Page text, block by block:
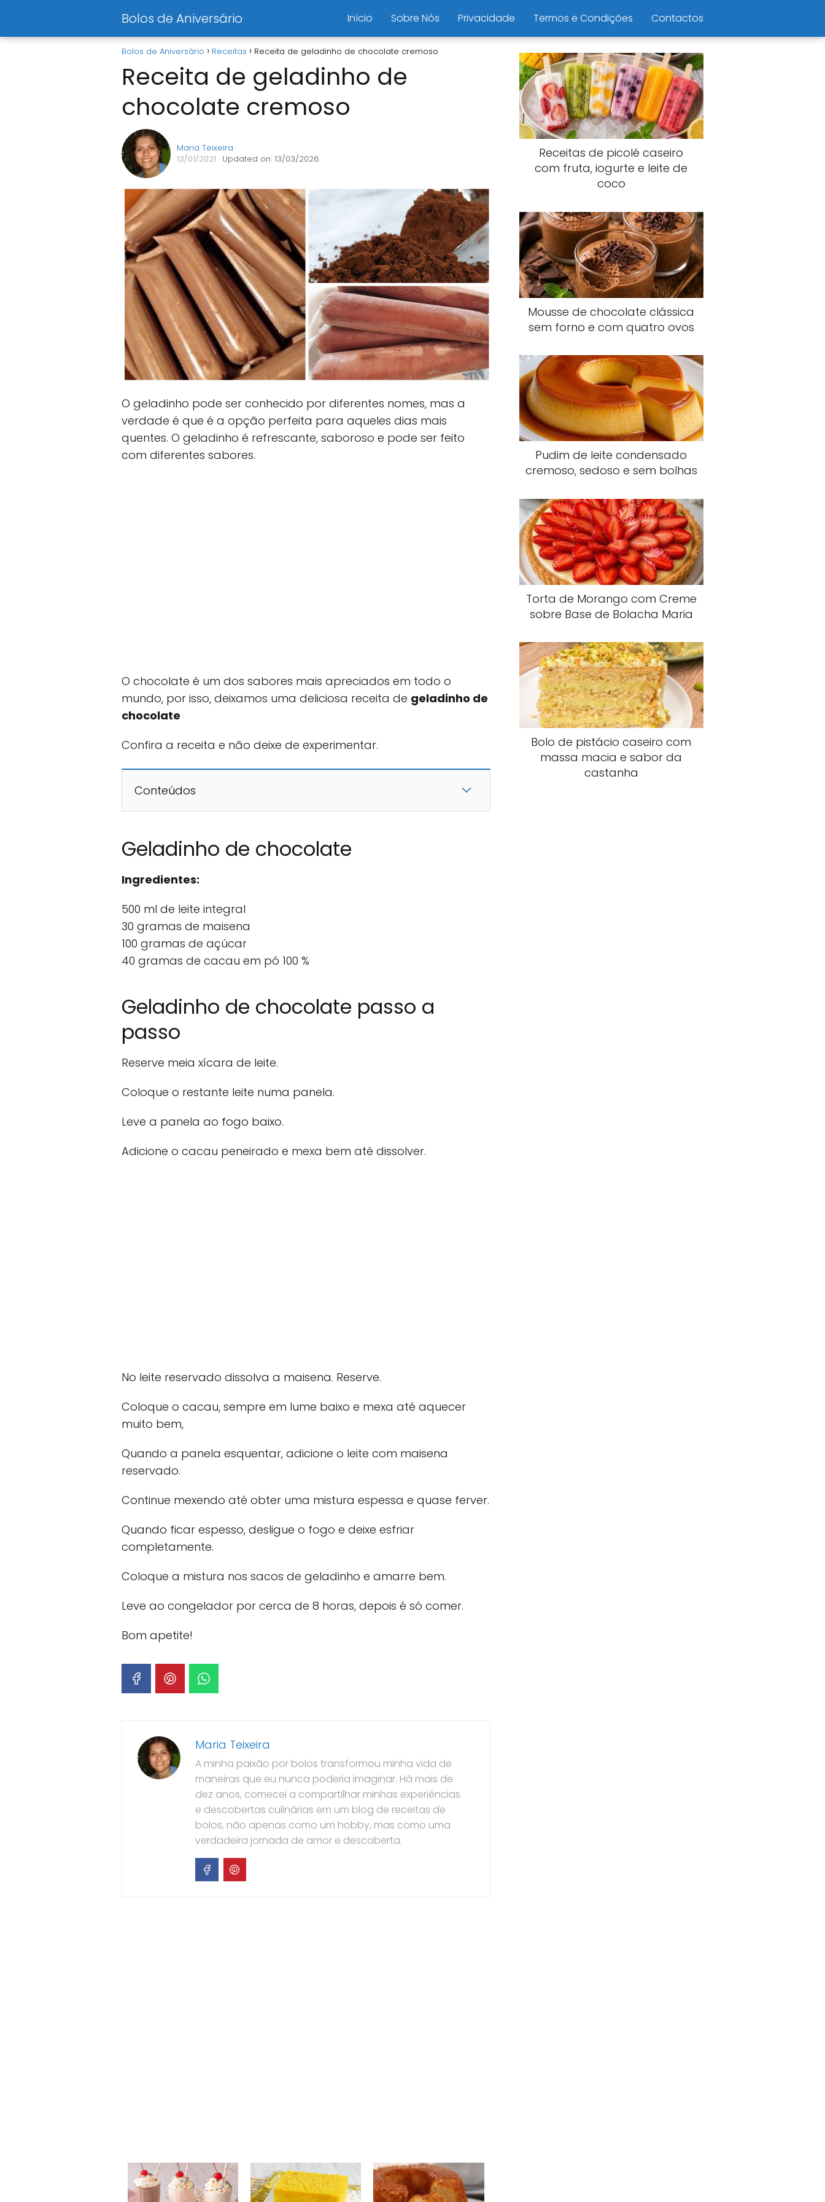
Bolos de Aniversário Início Sobre Nós Privacidade Termos e Condições Contactos
Bolos de Aniversário Receitas Receita de geladinho de chocolate cremoso
Receita de geladinho de
chocolate cremoso
Maria Teixeira
13/01/2021 · Updated on: 13/03/2026
O geladinho pode ser conhecido por diferentes nomes, mas a
verdade é que é a opção perfeita para aqueles dias mais
quentes. O geladinho é refrescante, saboroso e pode ser feito
com diferentes sabores.
O chocolate é um dos sabores mais apreciados em todo o
mundo, por isso, deixamos uma deliciosa receita de geladinho de
chocolate
Confira a receita e não deixe de experimentar.
Conteúdos
Geladinho de chocolate
Ingredientes:
500 ml de leite integral
30 gramas de maisena
100 gramas de açúcar
40 gramas de cacau em pó 100 %
Geladinho de chocolate passo a
passo
Reserve meia xícara de leite.
Coloque o restante leite numa panela.
Leve a panela ao fogo baixo.
Adicione o cacau peneirado e mexa bem até dissolver.
No leite reservado dissolva a maisena. Reserve.
Coloque o cacau, sempre em lume baixo e mexa até aquecer
muito bem,
Quando a panela esquentar, adicione o leite com maisena
reservado.
Continue mexendo até obter uma mistura espessa e quase ferver.
Quando ficar espesso, desligue o fogo e deixe esfriar
completamente.
Coloque a mistura nos sacos de geladinho e amarre bem.
Leve ao congelador por cerca de 8 horas, depois é só comer.
Bom apetite!
Maria Teixeira
A minha paixão por bolos transformou minha vida de
maneiras que eu nunca poderia imaginar. Há mais de
dez anos, comecei a compartilhar minhas experiências
e descobertas culinárias em um blog de receitas de
bolos, não apenas como um hobby, mas como uma
verdadeira jornada de amor e descoberta.
Receitas de picolé caseiro
com fruta, iogurte e leite de
coco
Mousse de chocolate clássica
sem forno e com quatro ovos
Pudim de leite condensado
cremoso, sedoso e sem bolhas
Torta de Morango com Creme
sobre Base de Bolacha Maria
Bolo de pistácio caseiro com
massa macia e sabor da
castanha